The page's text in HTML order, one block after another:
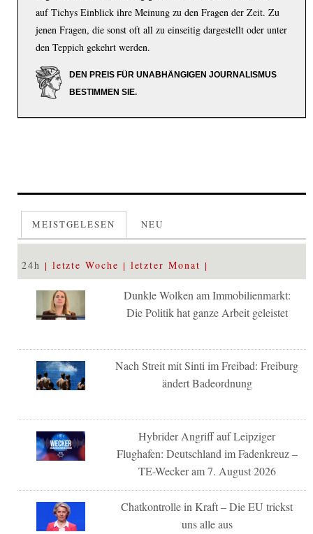
auf Tichys Einblick ihre Meinung zu den Fragen der Zeit. Zu
jenen Fragen, die sonst oft all zu einseitig dargestellt oder unter
den Teppich gekehrt werden.
DEN PREIS FÜR UNABHÄNGIGEN JOURNALISMUS
BESTIMMEN SIE.
MEISTGELESEN NEU
24h letzte Woche letzter Monat
Dunkle Wolken am Immobilienmarkt:
Die Politik hat ganze Arbeit geleistet
Nach Streit mit Sinti im Freibad: Freiburg
ändert Badeordnung
Hybrider Angriff auf Leipziger
Flughafen: Deutschland im Fadenkreuz –
TE-Wecker am 7. August 2026
Chatkontrolle in Kraft – Die EU trickst
uns alle aus